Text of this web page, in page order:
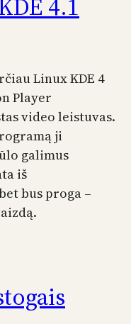
Linux KDE 4
Player
video leistuvas.
ji
galimus
iš
bus proga –